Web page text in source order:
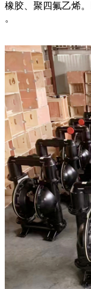
橡胶、聚四氟乙烯
。